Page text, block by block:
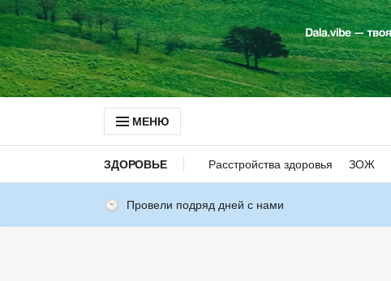
МЕНЮ
ЗДОРОВЬЕ Расстройства здоровья ЗОЖ
Провели подряд дней с нами